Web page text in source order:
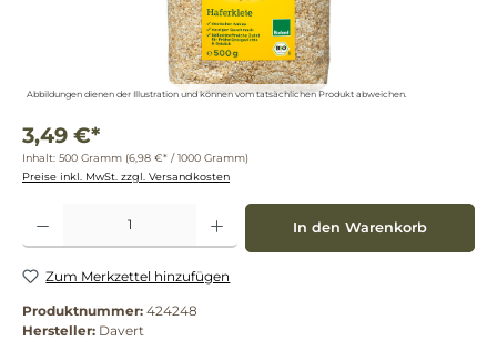
Abbildungen dienen der Illustration und können vom tatsächlichen Produkt abweichen.
3,49 €*
Inhalt: 500 Gramm (6,98 €* / 1000 Gramm)
Preise inkl. MwSt. zzgl. Versandkosten
Produkt Anzahl: Gib den gewünschten Wert ein oder benutze die Schaltflächen um
In den Warenkorb
Zum Merkzettel hinzufügen
Produktnummer: 424248
Hersteller: Davert